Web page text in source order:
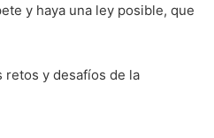
y haya una ley posible, que
retos y desafíos de la